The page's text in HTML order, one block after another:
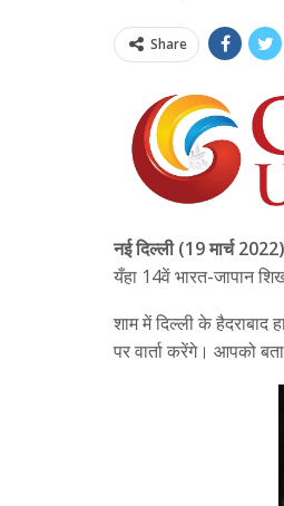
Share
नई दिल्ली (19 मार्च
यँहा 14वें भारत-जापान
शाम में दिल्ली के हैदराबाद
पर वार्ता करेंगे। आपको